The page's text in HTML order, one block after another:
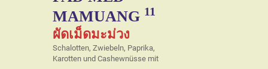
MAMUANG 11
ผัดเม็ดมะม่วง
Schalotten, Zwiebeln, Paprika,
Karotten und Cashewnüsse mit